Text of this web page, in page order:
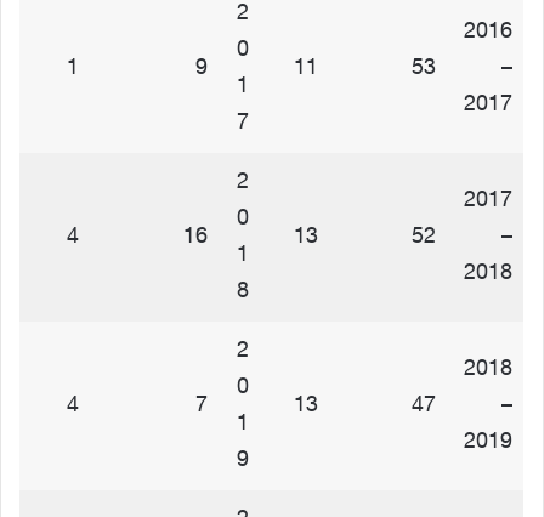
2016
–
2017
53
11
2
0
1
7
9
1
2017
–
2018
52
13
2
0
1
8
16
4
2018
–
2019
47
13
2
0
1
9
7
4